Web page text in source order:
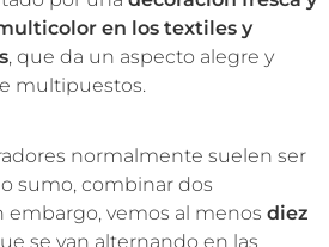
en los textiles y
, que da un aspecto alegre y
multipuestos.
normalmente suelen ser
sumo, combinar dos
embargo, vemos al menos diez
se van alternando en las